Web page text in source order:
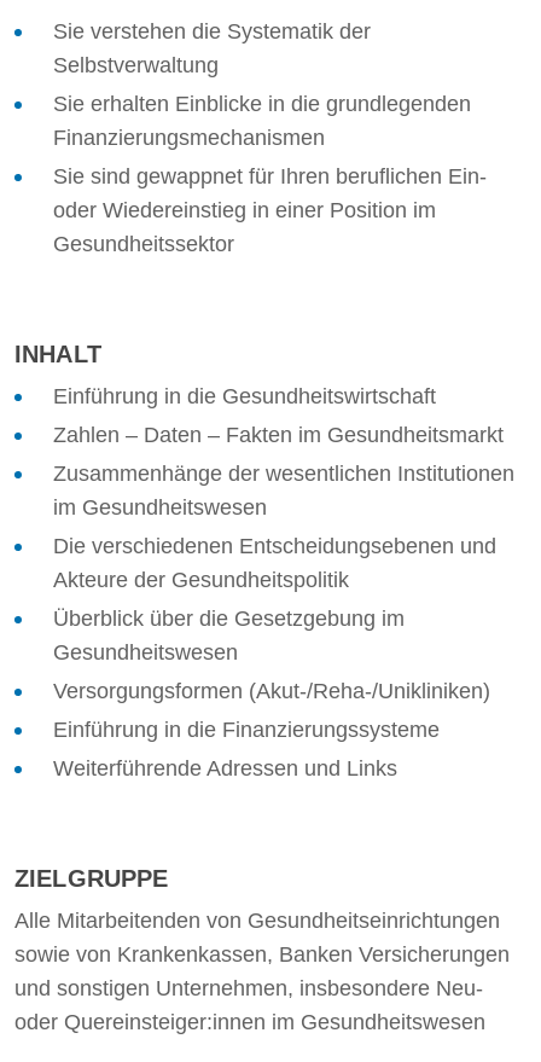
Sie verstehen die Systematik der
Selbstverwaltung
Sie erhalten Einblicke in die grundlegenden
Finanzierungsmechanismen
Sie sind gewappnet für Ihren beruflichen Ein-
oder Wiedereinstieg in einer Position im
Gesundheitssektor
INHALT
Einführung in die Gesundheitswirtschaft
Zahlen – Daten – Fakten im Gesundheitsmarkt
Zusammenhänge der wesentlichen Institutionen
im Gesundheitswesen
Die verschiedenen Entscheidungsebenen und
Akteure der Gesundheitspolitik
Überblick über die Gesetzgebung im
Gesundheitswesen
Versorgungsformen (Akut-/Reha-/Unikliniken)
Einführung in die Finanzierungssysteme
Weiterführende Adressen und Links
ZIELGRUPPE
Alle Mitarbeitenden von Gesundheitseinrichtungen
sowie von Krankenkassen, Banken Versicherungen
und sonstigen Unternehmen, insbesondere Neu-
oder Quereinsteiger:innen im Gesundheitswesen